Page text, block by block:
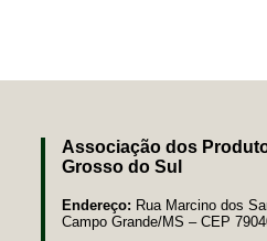
Associação dos
Grosso do Sul
Endereço: Rua Marcino dos
Campo Grande/MS – CEP